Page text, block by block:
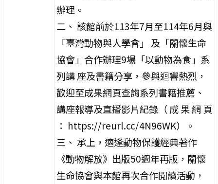
辦理。
二、 該館前於113年7月至114年6月與
「臺灣動物與人學會」 及「關懷生命
協會」合作辦理9場「以動物為食」系
列講 座及書籍分享，參與迴響熱烈，
歡迎至成果網頁查詢系列書籍推薦、
講座報導及直播影片紀錄（ 成 果 網 頁
： https://reurl.cc/4N96WK）。
三、 承上，適逢動物保護經典著作
《動物解放》出版50週年再版，關懷
生命協會與本館再次合作閱讀活動，